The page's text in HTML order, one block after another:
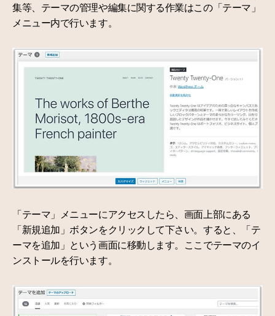
集等、テーマの管理や編集に関する作業はこの「テーマ」
メニュー内で行います。
「テーマ」メニューにアクセスしたら、画面上部にある
「新規追加」ボタンをクリックして下さい。すると、「テ
ーマを追加」という画面に移動します。ここでテーマのイ
ンストールを行います。